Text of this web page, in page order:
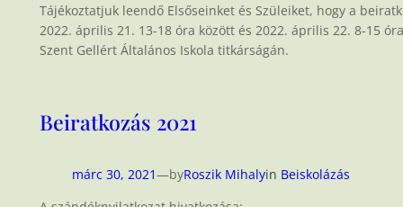
Tájékoztatjuk leendő Elsőseinket és Szüleiket, hogy a
2022. április 21. 13-18 óra között és 2022. április 22. 8-15
Szent Gellért Általános Iskola titkárságán.
Beiratkozás 2021
márc 30, 2021—byRoszik Mihalyin Beiskolázás